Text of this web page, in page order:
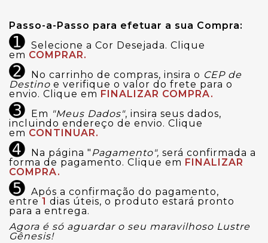
Passo-a-Passo para efetuar a sua Compra:
➊ Selecione a Cor Desejada. Clique
em COMPRAR.
➋ No carrinho de compras, insira o CEP de
Destino e verifique o valor do frete para o
envio. Clique em FINALIZAR COMPRA.
➌ Em "Meus Dados", insira seus dados,
incluindo endereço de envio. Clique
em CONTINUAR.
➍ Na página " Pagamento", será confirmada a
forma de pagamento. Clique em FINALIZAR
COMPRA.
➎ Após a confirmação do pagamento,
entre 1 dias úteis, o produto estará pronto
para a entrega.
Agora é só aguardar o seu maravilhoso Lustre
Gênesis!